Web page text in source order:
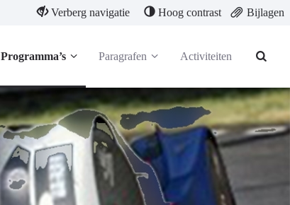
Verberg navigatie Hoog contrast Bijlagen
Programma’s Paragrafen Activiteiten